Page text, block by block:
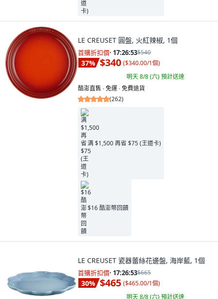
LE CREUSET 圓盤, 火紅辣椒, 1個
首購折扣價· 17:26:52$540
37% $340 ($340.00/1個)
明天 8/8 (六)預計送達
酷澎直售 ∙ 免運 ∙ 免費退貨
(262)
满 $1,500 再省 $75 (王道卡)
$16 酷澎幣回饋
LE CREUSET 瓷器蕾絲花邊盤, 海岸藍, 1個
首購折扣價· 17:26:52$665
30% $465 ($465.00/1個)
明天 8/8 (六)預計送達